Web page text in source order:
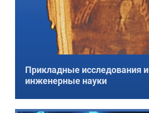
Прикладные исследования и
инженерные науки